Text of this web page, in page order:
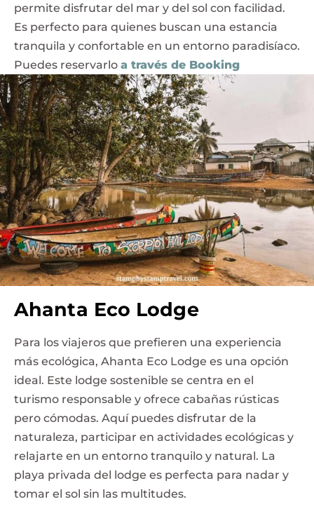
permite disfrutar del mar y del sol con facilidad.
Es perfecto para quienes buscan una estancia
tranquila y confortable en un entorno paradisíaco.
Puedes reservarlo a través de Booking
Ahanta Eco Lodge
Para los viajeros que prefieren una experiencia
más ecológica, Ahanta Eco Lodge es una opción
ideal. Este lodge sostenible se centra en el
turismo responsable y ofrece cabañas rústicas
pero cómodas. Aquí puedes disfrutar de la
naturaleza, participar en actividades ecológicas y
relajarte en un entorno tranquilo y natural. La
playa privada del lodge es perfecta para nadar y
tomar el sol sin las multitudes.